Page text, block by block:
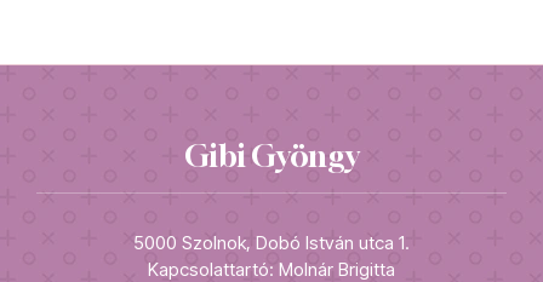
Gibi Gyöngy
5000 Szolnok, Dobó István utca 1.
Kapcsolattartó: Molnár Brigitta